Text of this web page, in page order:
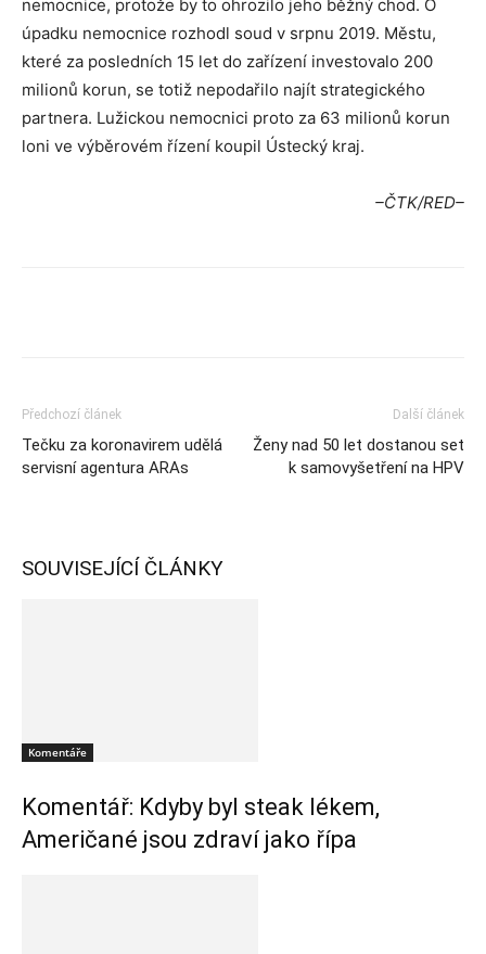
nemocnice, protože by to ohrozilo jeho běžný chod. O
úpadku nemocnice rozhodl soud v srpnu 2019. Městu,
které za posledních 15 let do zařízení investovalo 200
milionů korun, se totiž nepodařilo najít strategického
partnera. Lužickou nemocnici proto za 63 milionů korun
loni ve výběrovém řízení koupil Ústecký kraj.
–ČTK/RED–
Předchozí článek
Tečku za koronavirem udělá
servisní agentura ARAs
Další článek
Ženy nad 50 let dostanou set
k samovyšetření na HPV
SOUVISEJÍCÍ ČLÁNKY
Komentáře
Komentář: Kdyby byl steak lékem,
Američané jsou zdraví jako řípa